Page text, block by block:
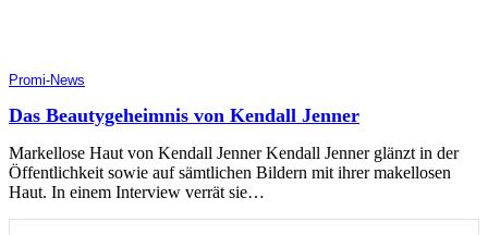
Promi-News
Das Beautygeheimnis von Kendall Jenner
Markellose Haut von Kendall Jenner Kendall Jenner glänzt in der
Öffentlichkeit sowie auf sämtlichen Bildern mit ihrer makellosen
Haut. In einem Interview verrät sie…